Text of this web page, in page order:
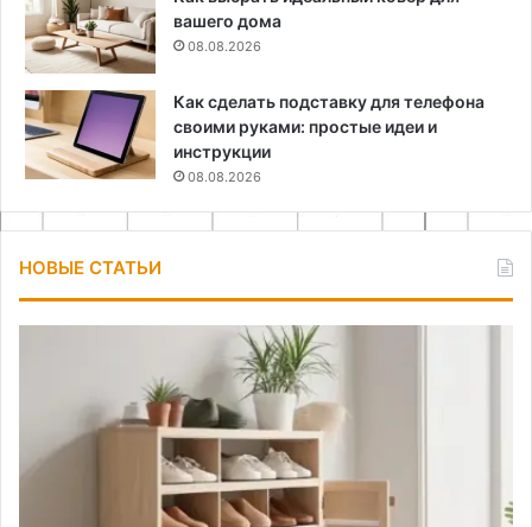
вашего дома
08.08.2026
Как сделать подставку для телефона
своими руками: простые идеи и
инструкции
08.08.2026
НОВЫЕ СТАТЬИ